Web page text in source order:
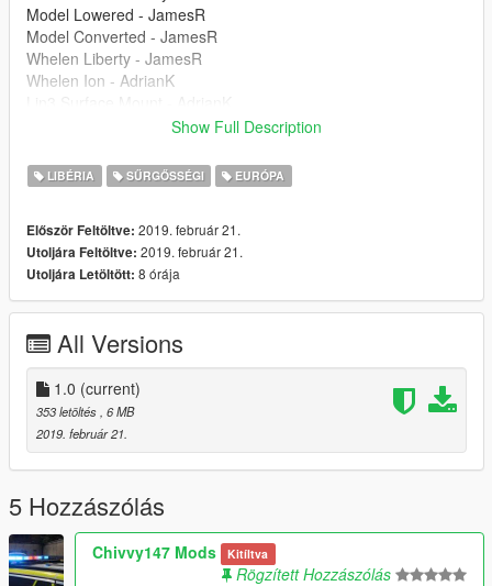
Model Lowered - JamesR
Model Converted - JamesR
Whelen Liberty - JamesR
Whelen Ion - AdrianK
Skin - JackC (_britgamer_)
ELS Config - XENON
Show Full Description
LIBÉRIA SŰRGŐSSÉGI EURÓPA
Először Feltöltve: 2019. február 21.
Utoljára Feltöltve: 2019. február 21.
Utoljára Letöltött: 8 órája
All Versions
1.0 (current)
353 letöltés , 6 MB
2019. február 21.
5 Hozzászólás
Chivvy147 Mods Kitíltva
Rögzített Hozzászólás